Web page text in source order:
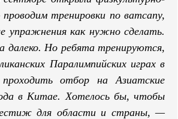
тренировки по ватсапу,
упражнения как нужно сделать.
Но ребята тренируются,
Паралимпийских играх в
отбор на Азиатские
в Китае. Хотелось бы, чтобы
для области и страны, —